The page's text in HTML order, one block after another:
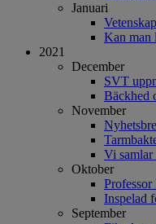
Januari
Kan man
2021
December
SVT
Bäckhed
November
Vi
Oktober
Inspelad
September